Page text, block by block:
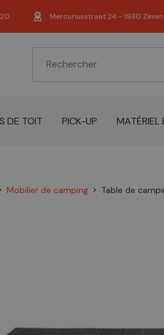
Mercuriusstraat 24 - 1930
DE TOIT PICK-UP MATÉRIEL
Mobilier de camping chevron_right Table de